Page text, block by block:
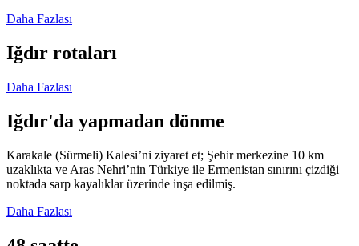
Daha Fazlası
Iğdır rotaları
Daha Fazlası
Iğdır'da yapmadan dönme
Karakale (Sürmeli) Kalesi’ni ziyaret et; Şehir merkezine 10 km
uzaklıkta ve Aras Nehri’nin Türkiye ile Ermenistan sınırını çizdiği
noktada sarp kayalıklar üzerinde inşa edilmiş.
Daha Fazlası